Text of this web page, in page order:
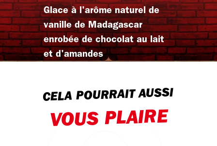
Glace à l'arôme naturel de
vanille de Madagascar
enrobée de chocolat au lait
et d'amandes
CELA POURRAIT AUSSI
VOUS PLAIRE